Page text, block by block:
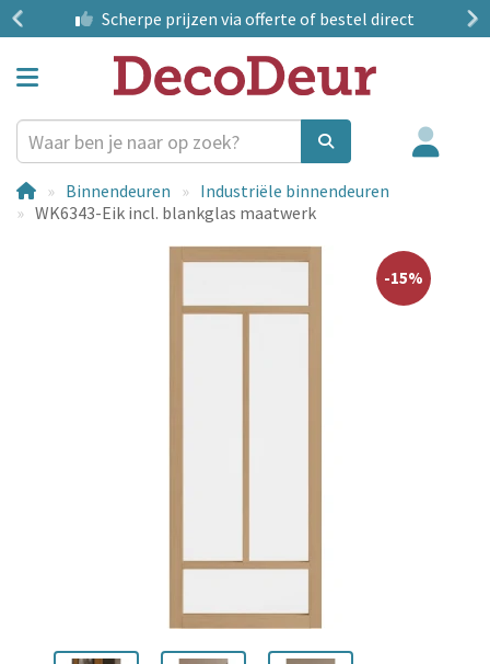
Scherpe prijzen via offerte of bestel direct
Binnendeuren
Industriële binnendeuren
WK6343-Eik incl. blankglas maatwerk
-15%